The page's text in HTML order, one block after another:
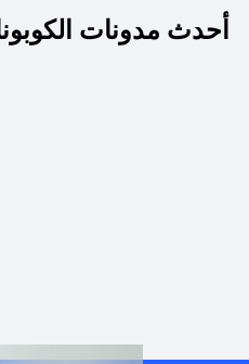
أحدث مدونات